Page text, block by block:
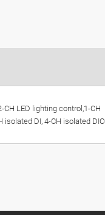
LED lighting control,1-CH
isolated DI, 4-CH isolated DIO